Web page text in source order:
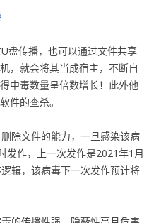
盘传播，也可以通过文件共享
，就会将其当成宿主，不断自
中毒数量呈倍数增长！此外他
件的查杀。
除文件的能力，一旦感染该病
发作，上一次发作是2021年1月
辑，该病毒下一次发作预计将